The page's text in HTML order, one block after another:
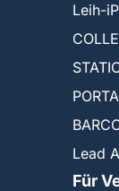
Leih-
Lead
Für